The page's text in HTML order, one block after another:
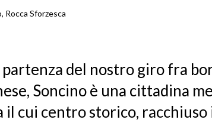
Rocca Sforzesca
partenza del nostro giro fra
Soncino è una cittadina
il cui centro storico,